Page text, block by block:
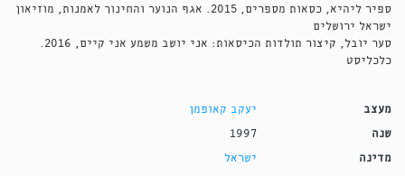
ספיר ליהיא, כסאות מספרים, 2015. אגף הנוער והחינוך לאמנות, מוזיאון
ישראל ירושלים
סער יובל, קיצור תולדות הכיסאות: אני יושב משמע אני קיים, 2016.
כלכליסט
מעצב יעקב קאופמן
שנה 1997
מדינה ישראל